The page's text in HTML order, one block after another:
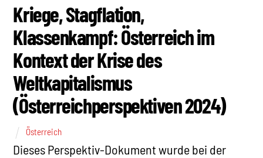
Kriege, Stagflation,
Klassenkampf: Österreich im
Kontext der Krise des
Weltkapitalismus
(Österreichperspektiven 2024)
Österreich
Dieses Perspektiv-Dokument wurde bei der